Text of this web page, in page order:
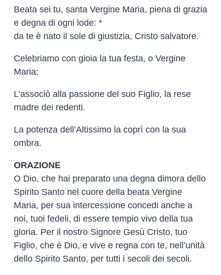
Beata sei tu, santa Vergine Maria, piena di grazia
e degna di ogni lode: *
da te è nato il sole di giustizia, Cristo salvatore.
Celebriamo con gioia la tua festa, o Vergine
Maria:
L’associò alla passione del suo Figlio, la rese
madre dei redenti.
La potenza dell’Altissimo la coprì con la sua
ombra.
ORAZIONE
O Dio, che hai preparato una degna dimora dello
Spirito Santo nel cuore della beata Vergine
Maria, per sua intercessione concedi anche a
noi, tuoi fedeli, di essere tempio vivo della tua
gloria. Per il nostro Signore Gesù Cristo, tuo
Figlio, che è Dio, e vive e regna con te, nell’unità
dello Spirito Santo, per tutti i secoli dei secoli.